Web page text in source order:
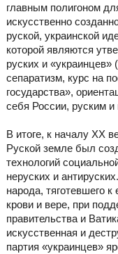
главным полигоном
искусственно
руской, украинской
которой являются
руских и «украинцев»
сепаратизм, курс на
государства»,
себя России, руским и
В итоге, к началу XX
Руской земле был
технологий
неруских и
народа, тяготевшего
крови и вере, при
правительства и
искусственная и
партия «украинцев»